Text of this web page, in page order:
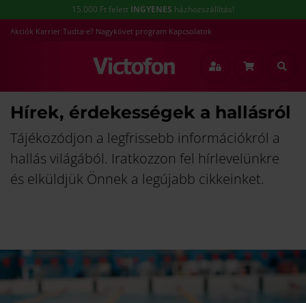
15.000 Ft felett INGYENES házhozszállítás!
Akciók Karrier Tudta-e? Nagykövet program Kapcsolatok
Hírek, érdekességek a hallásról
Tájékozódjon a legfrissebb információkról a
hallás világából. Iratkozzon fel hírlevelünkre
és elküldjük Önnek a legújabb cikkeinket.